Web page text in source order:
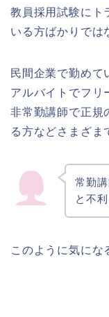
教員採用試験にト
いる方ばかりでは
民間企業で勤めて
アルバイトでフリ
非常勤講師で正規
る方などさまざま
常勤
と不
このように気にな